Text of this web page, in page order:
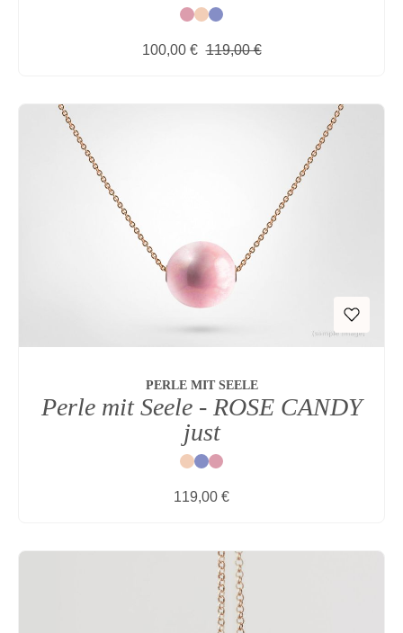
RotNatur
Blau
Verkaufspreis:
100,00 € Regulärer Preis:
119,00 €
PERLE MIT SEELE
Perle mit Seele - ROSE CANDY
just
Natur
Blau
Rot
Regulärer Preis:
119,00 €